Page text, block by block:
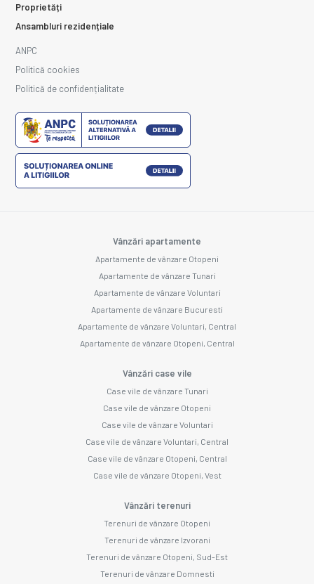
Proprietăți
Ansambluri rezidențiale
ANPC
Politică cookies
Politică de confidențialitate
Vânzări apartamente
Apartamente de vânzare Otopeni
Apartamente de vânzare Tunari
Apartamente de vânzare Voluntari
Apartamente de vânzare Bucuresti
Apartamente de vânzare Voluntari, Central
Apartamente de vânzare Otopeni, Central
Vânzări case vile
Case vile de vânzare Tunari
Case vile de vânzare Otopeni
Case vile de vânzare Voluntari
Case vile de vânzare Voluntari, Central
Case vile de vânzare Otopeni, Central
Case vile de vânzare Otopeni, Vest
Vânzări terenuri
Terenuri de vânzare Otopeni
Terenuri de vânzare Izvorani
Terenuri de vânzare Otopeni, Sud-Est
Terenuri de vânzare Domnesti